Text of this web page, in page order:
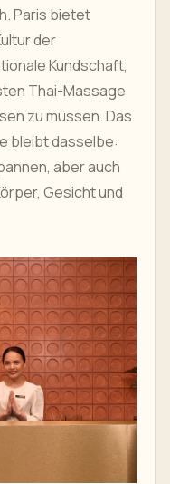
Paris bietet
der
Kundschaft,
Thai-Massage
zu müssen. Das
bleibt dasselbe:
aber auch
Gesicht und